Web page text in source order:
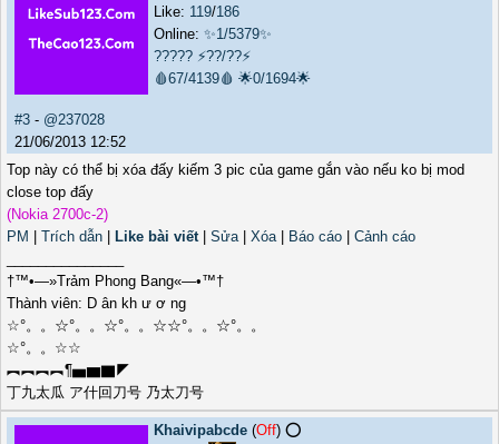
Like: 119/186
Online: ✨1/5379✨
????? ⚡??/??⚡
🩸67/4139🩸 🌟0/1694🌟
#3 - @237028
21/06/2013 12:52
Top này có thể bị xóa đấy kiếm 3 pic của game gắn vào nếu ko bị mod
close top đấy
(Nokia 2700c-2)
PM
Trích dẫn Like bài viết| Sửa| Xóa| Báo cáo
Cảnh cáo
†™•—»Trảm Phong Bang«—•™†
Thành viên: D ân kh ư ơ ng
☆°。。☆°。。☆°。。☆☆°。。☆°。。
☆°。。☆☆
︻︻︻︻¶▅▆▇◤
丁九太瓜 ア什回刀号 乃太刀号
Khaivipabcde (Off) ⭕️